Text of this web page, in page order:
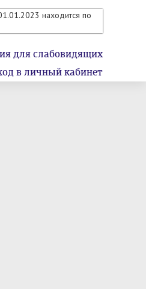
находится по
для слабовидящих
в личный кабинет